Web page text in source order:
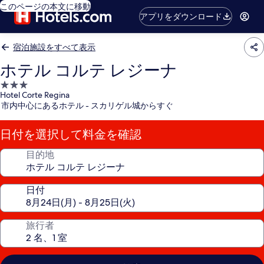
このページの本文に移動
アプリをダウンロード
宿泊施設をすべて表示
ホテル コルテ レジーナ
3.0
つ
星
宿
泊
施
Hotel Corte Regina
市内中心にあるホテル - スカリゲル城からすぐ
日付を選択して料金を確認
目的地
日付
旅行者